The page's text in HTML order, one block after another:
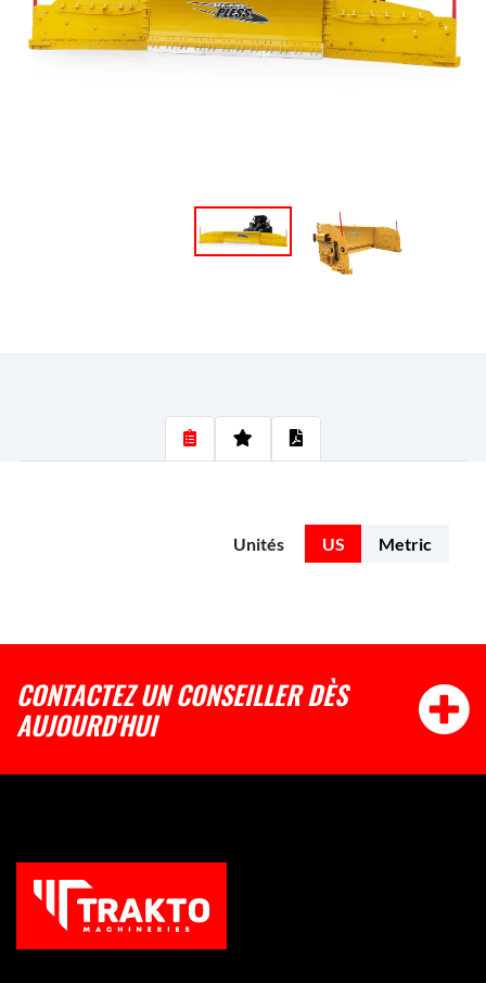
Unités US Metric
CONTACTEZ UN CONSEILLER DÈS
AUJOURD'HUI